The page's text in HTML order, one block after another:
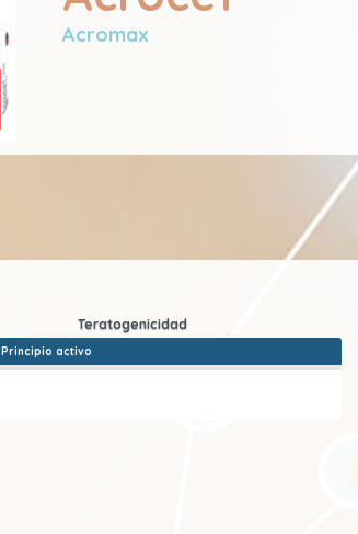
Acromax
Principio activo